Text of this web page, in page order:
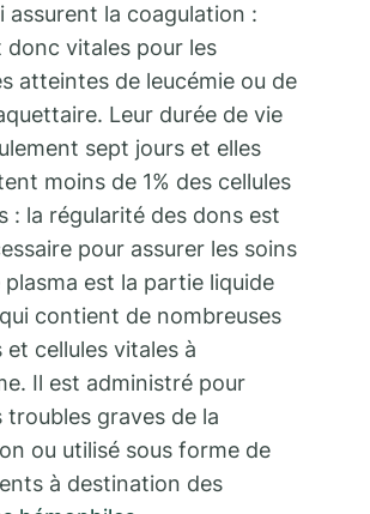
assurent la coagulation :
donc vitales pour les
atteintes de leucémie ou de
Leur durée de vie
sept jours et elles
moins de 1% des cellules
: la régularité des dons est
pour assurer les soins
plasma est la partie liquide
contient de nombreuses
et cellules vitales à
Il est administré pour
troubles graves de la
ou utilisé sous forme de
à destination des